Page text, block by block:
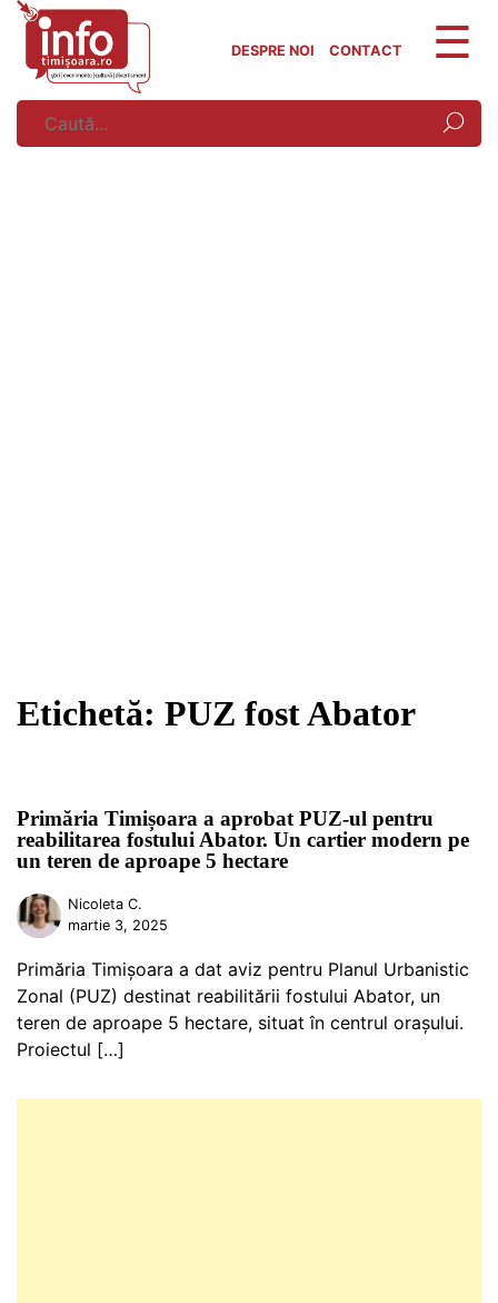
Skip
content
DESPRE NOI CONTACT
Etichetă: PUZ fost Abator
Primăria Timișoara a aprobat PUZ-ul pentru
reabilitarea fostului Abator. Un cartier modern pe
un teren de aproape 5 hectare
Nicoleta C.
martie 3, 2025
Primăria Timișoara a dat aviz pentru Planul Urbanistic
Zonal (PUZ) destinat reabilitării fostului Abator, un
teren de aproape 5 hectare, situat în centrul orașului.
Proiectul […]